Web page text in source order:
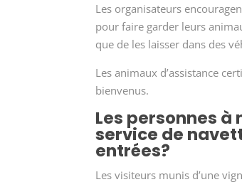
Les organisateurs
pour faire garder leurs
que de les laisser dans des
Les animaux d’assistance
bienvenus.
Les personnes
service de
entrées?
Les visiteurs munis d’une